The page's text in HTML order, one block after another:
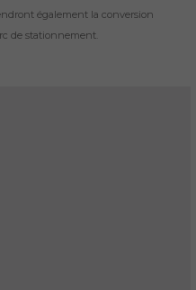
également la conversion
de stationnement.